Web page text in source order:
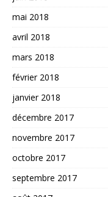
mai 2018
avril 2018
mars 2018
février 2018
janvier 2018
décembre 2017
novembre 2017
octobre 2017
septembre 2017